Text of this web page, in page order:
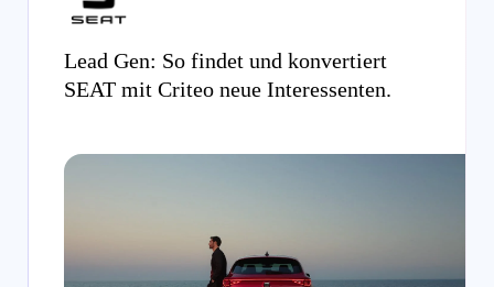
Lead Gen: So findet und konvertiert
SEAT mit Criteo neue Interessenten.